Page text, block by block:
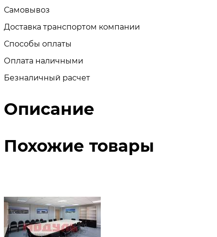
Самовывоз
Доставка транспортом компании
Способы оплаты
Оплата наличными
Безналичный расчет
Описание
Похожие товары